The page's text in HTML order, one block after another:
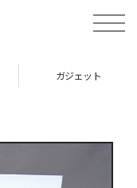
toggle
ガジェット